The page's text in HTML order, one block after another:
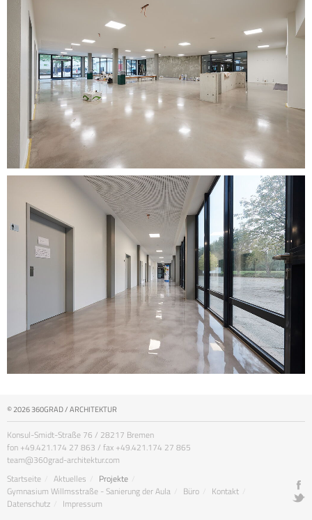
© 2026 360GRAD / ARCHITEKTUR
Konsul-Smidt-Straße 76 / 28217 Bremen
fon +49.421.174 27 863 / fax +49.421.174 27 865
team@360grad-architektur.com
Startseite
Aktuelles
Projekte
Gymnasium Willmsstraße - Sanierung der Aula
Büro
Kontakt
Datenschutz
Impressum